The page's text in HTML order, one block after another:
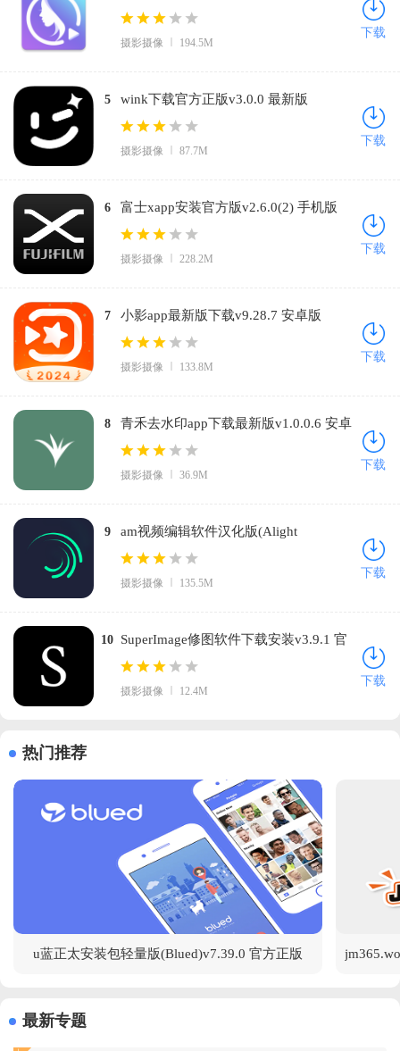
版
摄影摄像 194.5M
下载
5 wink下载官方正版v3.0.0 最新版
摄影摄像 87.7M
下载
6 富士xapp安装官方版v2.6.0(2) 手机版
摄影摄像 228.2M
下载
7 小影app最新版下载v9.28.7 安卓版
摄影摄像 133.8M
下载
8
青禾去水印app下载最新版v1.0.0.6 安卓
版
摄影摄像 36.9M
下载
9
am视频编辑软件汉化版(Alight
Motion)v5.0.289.1002599 安卓版
摄影摄像 135.5M
下载
10 SuperImage修图软件下载安装v3.9.1 官
方版
摄影摄像 12.4M
下载
热门推荐
u蓝正太安装包轻量版(Blued)v7.39.0 官方正版
最新专题